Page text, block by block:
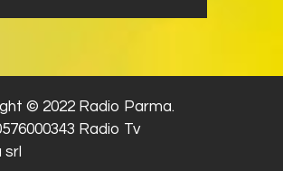
© 2022 Radio Parma.
Radio Tv
srl